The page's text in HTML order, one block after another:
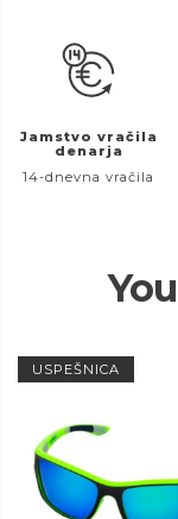
Jamstvo vračila
denarja
14-dnevna vračila
USPEŠNICA